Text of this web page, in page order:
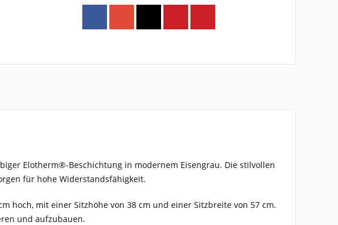
Elotherm®-Beschichtung in modernem Eisengrau. Die stilvollen
für hohe Widerstandsfähigkeit.
hoch, mit einer Sitzhöhe von 38 cm und einer Sitzbreite von 57 cm.
und aufzubauen.